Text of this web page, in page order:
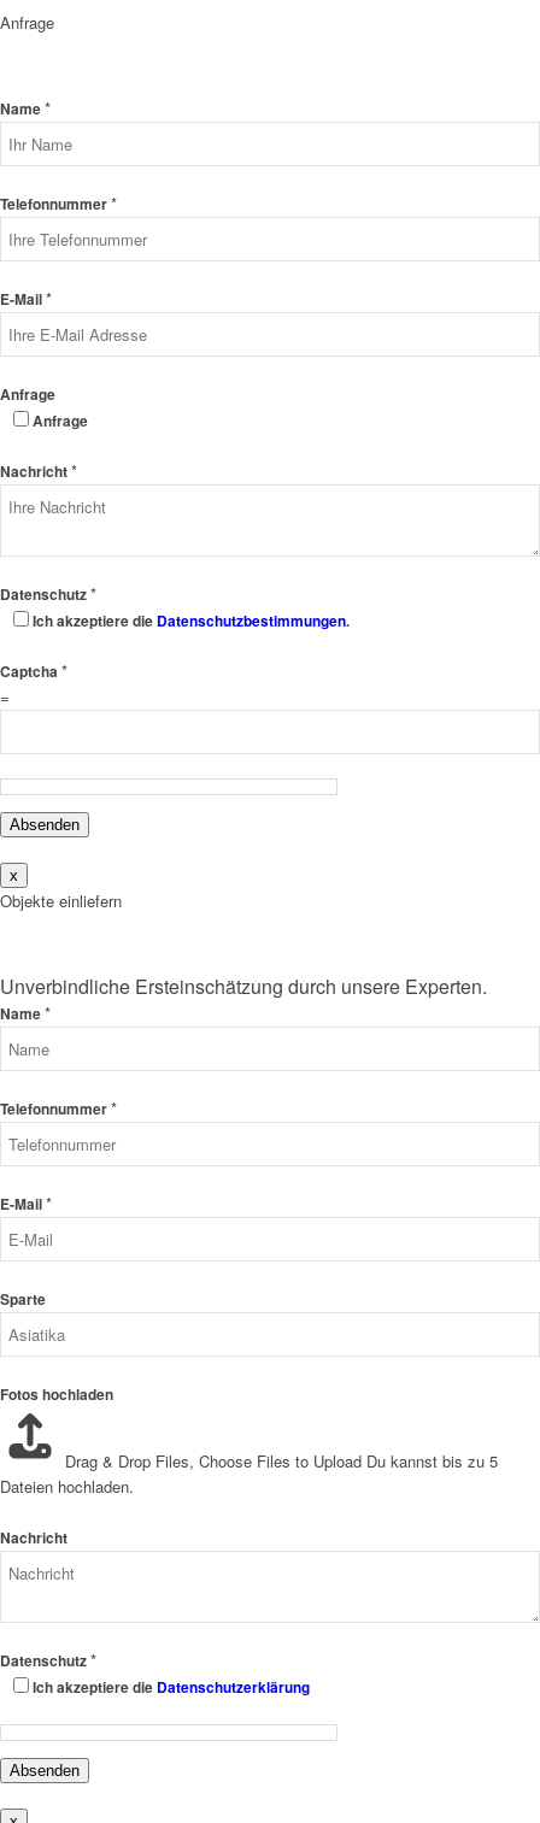
Anfrage
Name*
Telefonnummer*
E-Mail*
Anfrage
Anfrage
Nachricht*
Datenschutz*
Ich akzeptiere die Datenschutzbestimmungen.
Captcha *
=
Absenden
x
Objekte einliefern
Unverbindliche Ersteinschätzung durch unsere Experten.
Name*
Telefonnummer*
E-Mail*
Sparte
Fotos hochladen
Drag & Drop Files, Choose Files to Upload Du kannst bis zu 5
Dateien hochladen.
Nachricht
Datenschutz*
Ich akzeptiere die Datenschutzerklärung
Absenden